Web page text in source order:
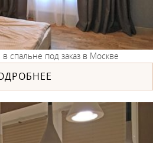
спальне под заказ в Москве